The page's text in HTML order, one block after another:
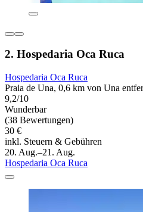
2. Hospedaria Oca Ruca
Hospedaria Oca Ruca
Praia de Una, 0,6 km von Una
9,2/10
Wunderbar
(38 Bewertungen)
30 €
inkl. Steuern & Gebühren
20. Aug.–21. Aug.
Hospedaria Oca Ruca